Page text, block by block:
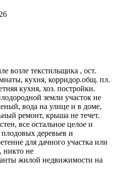
возле текстильщика , ост.
кухня, корридор.общ. пл.
кухня, хоз. постройки.
земли участок не
вода на улице и в доме,
ремонт, крыша не течет.
все остальное целое и
деревьев и
для дачного участка или
никто не
жилой недвижимости на